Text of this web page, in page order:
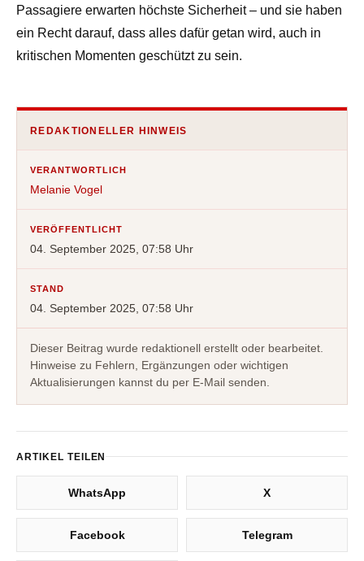
Passagiere erwarten höchste Sicherheit – und sie haben
ein Recht darauf, dass alles dafür getan wird, auch in
kritischen Momenten geschützt zu sein.
REDAKTIONELLER HINWEIS
VERANTWORTLICH
Melanie Vogel
VERÖFFENTLICHT
04. September 2025, 07:58 Uhr
STAND
04. September 2025, 07:58 Uhr
Dieser Beitrag wurde redaktionell erstellt oder bearbeitet.
Hinweise zu Fehlern, Ergänzungen oder wichtigen
Aktualisierungen kannst du per E-Mail senden.
ARTIKEL TEILEN
WhatsApp X
Facebook Telegram